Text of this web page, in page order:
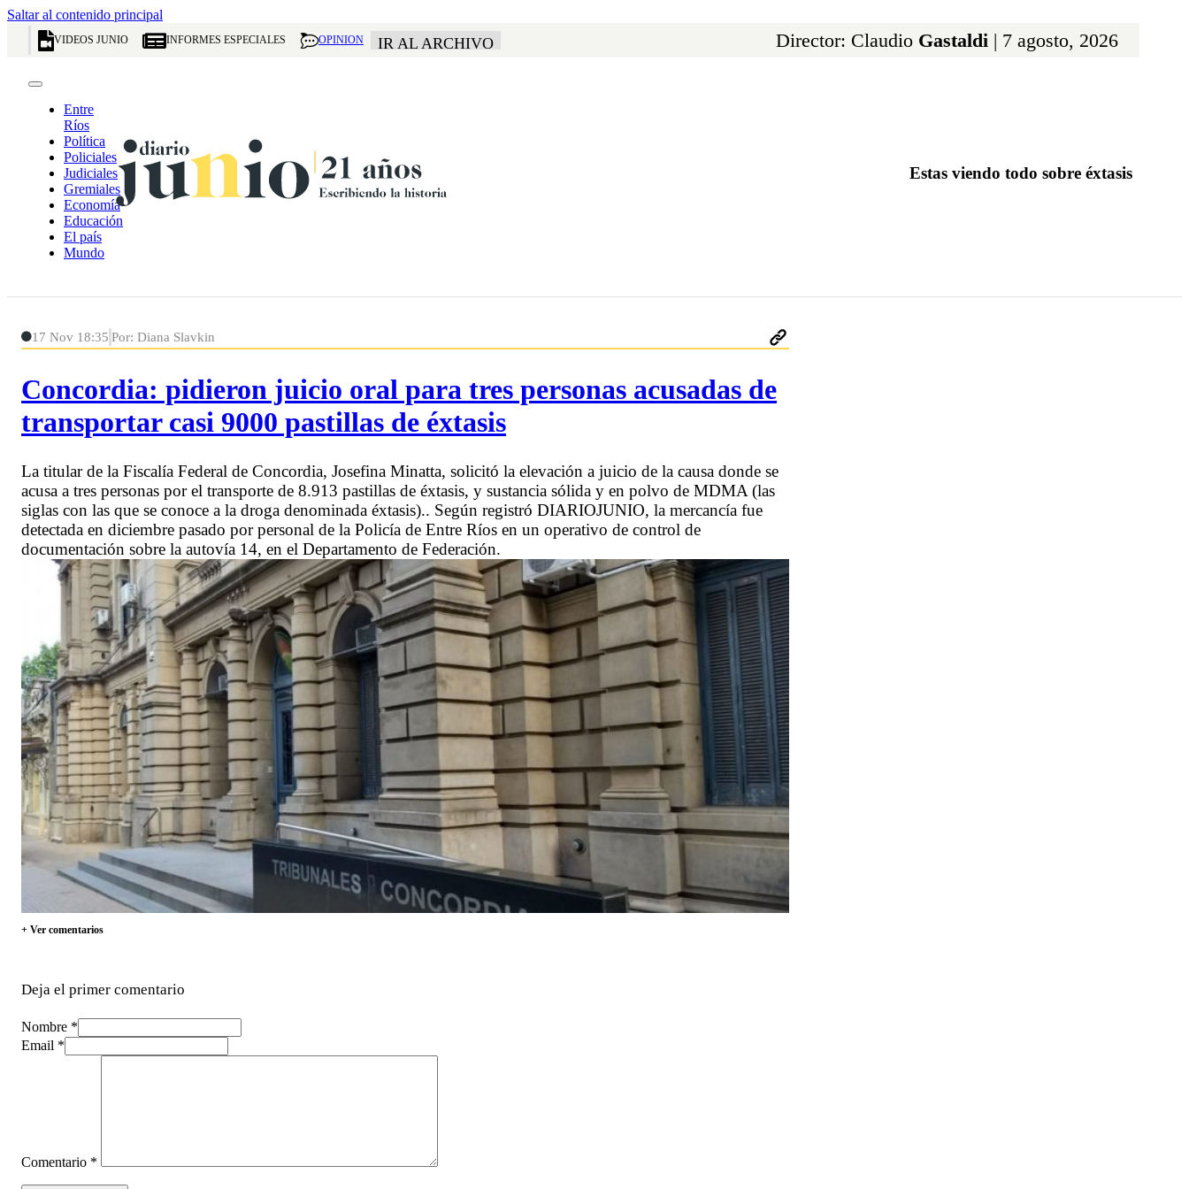
Saltar al contenido principal
VIDEOS JUNIO INFORMES ESPECIALES OPINION IR AL ARCHIVO Director: Claudio Gastaldi | 7 agosto, 2026
Entre
Ríos
Política
Policiales
Judiciales
Gremiales
Economía
Educación
El país
Mundo
Estas viendo todo sobre éxtasis
17 Nov 18:35 Por: Diana Slavkin
Concordia: pidieron juicio oral para tres personas acusadas de
transportar casi 9000 pastillas de éxtasis
La titular de la Fiscalía Federal de Concordia, Josefina Minatta, solicitó la elevación a juicio de la causa donde se
acusa a tres personas por el transporte de 8.913 pastillas de éxtasis, y sustancia sólida y en polvo de MDMA (las
siglas con las que se conoce a la droga denominada éxtasis).. Según registró DIARIOJUNIO, la mercancía fue
detectada en diciembre pasado por personal de la Policía de Entre Ríos en un operativo de control de
documentación sobre la autovía 14, en el Departamento de Federación.
+ Ver comentarios
Deja el primer comentario
Nombre *
Email *
Comentario *